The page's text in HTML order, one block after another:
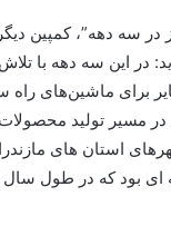
سه دهه”، کمپین
این سه دهه با تلاش
برای ماشین‌های
مسیر تولید محصولات
استان های
بود که در طول سال